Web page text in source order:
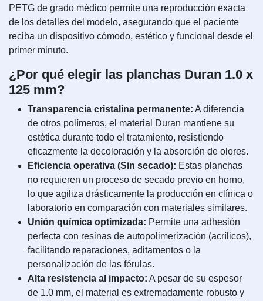
PETG de grado médico permite una reproducción exacta
de los detalles del modelo, asegurando que el paciente
reciba un dispositivo cómodo, estético y funcional desde el
primer minuto.
¿Por qué elegir las planchas Duran 1.0 x
125 mm?
Transparencia cristalina permanente: A diferencia
de otros polímeros, el material Duran mantiene su
estética durante todo el tratamiento, resistiendo
eficazmente la decoloración y la absorción de olores.
Eficiencia operativa (Sin secado): Estas planchas
no requieren un proceso de secado previo en horno,
lo que agiliza drásticamente la producción en clínica o
laboratorio en comparación con materiales similares.
Unión química optimizada: Permite una adhesión
perfecta con resinas de autopolimerización (acrílicos),
facilitando reparaciones, aditamentos o la
personalización de las férulas.
Alta resistencia al impacto: A pesar de su espesor
de 1.0 mm, el material es extremadamente robusto y